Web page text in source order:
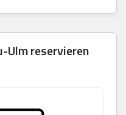
Ulm reservieren